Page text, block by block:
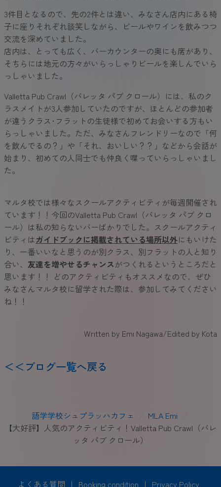
3件目となるので、先の2件とは違い、みなさん店内にある椅
子に座りそれぞれ談笑しながら、ビールやワインを飲みつつ
交流を深めていました。
店内は、とっても広く、バーカウンターの奥にも席があり、
そちらには地元の方々がいらっしゃりビールを楽しんでいら
っしゃいました。
Valletta Pub Crawl（バレッタ パブ クロール）には、私のク
ラスメイトが3人参加していたのですが、ほとんどの参加者
が違うクラス･フラットの生徒様で初めてお会いする方もい
らっしゃいました。ただ、みなさんフレンドリーなので「何
を飲んでるの？」や「それ、おいしい？？」などから会話が
始まり、初めての人同士でも仲良く喋っていらっしゃいまし
た。
マルタ校では様々なスクールアクティビティが毎週開催され
ています！！今回のValletta Pub Crawl（バレッタ パブ クロ
ール）は私の知らないバーばかりでした。スクールアクティ
ビティはガイドブックに掲載されている場所以外にもいけた
り、一番いいなと思うのが別クラス、別フラットの人と知り
合い、 友達を増やせるチャンスがつくれるというところだと
思います！！ どのアクティビティもオススメなので、ぜひ
みなさんマルタ校に留学された際は、参加してみてください
ね！！
Written by Emi Nagawa/Edited by Kota
＜＜ブログ一覧へ戻る
語学学校シュプラッハカフェ MLA Emi
【大好評】人気のアクティビティ！Valletta Pub Crawl（バレ
ッタ パブ クロール）
よくある質問 | Booking condition | Privacy Policy